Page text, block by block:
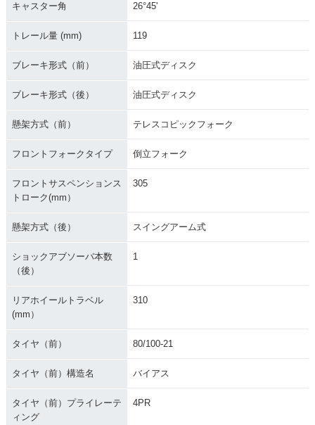
キャスター角 26°45'
トレール量 (mm) 119
ブレーキ形式（前） 油圧式ディスク
ブレーキ形式（後） 油圧式ディスク
懸架方式（前） テレスコピックフォーク
フロントフォークタイプ 倒立フォーク
フロントサスペンションス
トローク(mm）
305
懸架方式（後） スイングアーム式
ショックアブソーバ本数
（後）
1
リアホイールトラベル
(mm）
310
タイヤ（前） 80/100-21
タイヤ（前）構造名 バイアス
タイヤ（前）プライレーテ
ィング
4PR